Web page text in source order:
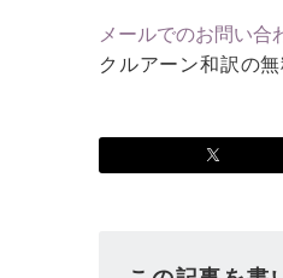
メールでのお問い合
クルアーン和訳の